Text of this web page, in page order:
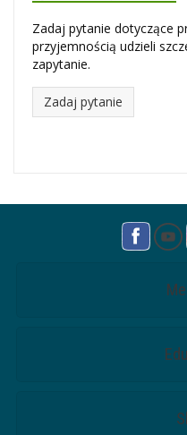
Zadaj pytanie dotyczące
przyjemnością udzieli
zapytanie.
Zadaj pytanie